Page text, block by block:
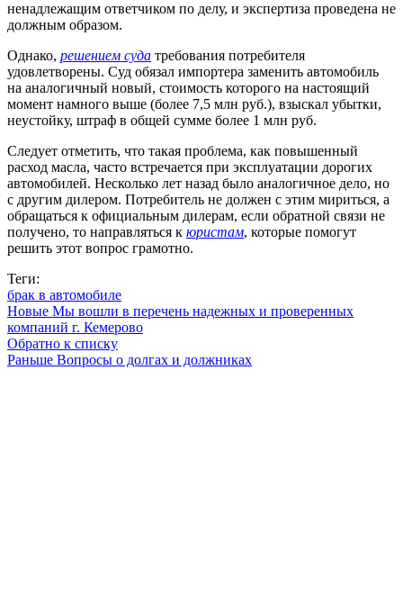
ненадлежащим ответчиком по делу, и экспертиза проведена не
должным образом.
Однако, решением суда требования потребителя
удовлетворены. Суд обязал импортера заменить автомобиль
на аналогичный новый, стоимость которого на настоящий
момент намного выше (более 7,5 млн руб.), взыскал убытки,
неустойку, штраф в общей сумме более 1 млн руб.
Следует отметить, что такая проблема, как повышенный
расход масла, часто встречается при эксплуатации дорогих
автомобилей. Несколько лет назад было аналогичное дело, но
с другим дилером. Потребитель не должен с этим мириться, а
обращаться к официальным дилерам, если обратной связи не
получено, то направляться к юристам, которые помогут
решить этот вопрос грамотно.
Теги:
брак в автомобиле
Новые Мы вошли в перечень надежных и проверенных
компаний г. Кемерово
Обратно к списку
Раньше Вопросы о долгах и должниках